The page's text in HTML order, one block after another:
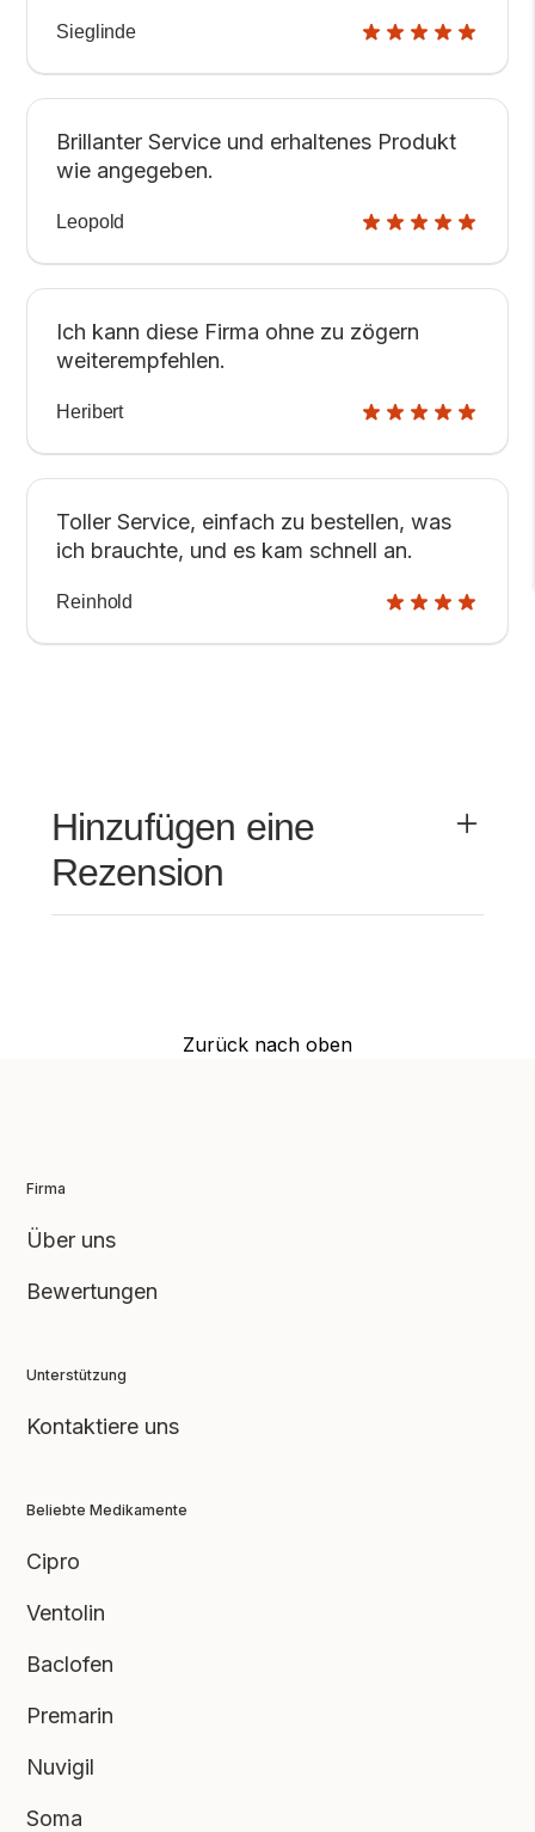
Sieglinde
Brillanter Service und erhaltenes Produkt
wie angegeben.
Leopold
Ich kann diese Firma ohne zu zögern
weiterempfehlen.
Heribert
Toller Service, einfach zu bestellen, was
ich brauchte, und es kam schnell an.
Reinhold
Hinzufügen eine
Rezension
Zurück nach oben
Firma
Über uns
Bewertungen
Unterstützung
Kontaktiere uns
Beliebte Medikamente
Cipro
Ventolin
Baclofen
Premarin
Nuvigil
Soma